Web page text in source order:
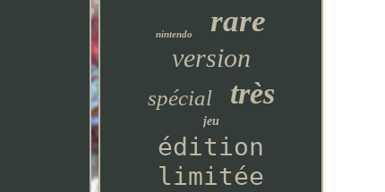
nintendo rare
version
spécial très
jeu
édition
limitée